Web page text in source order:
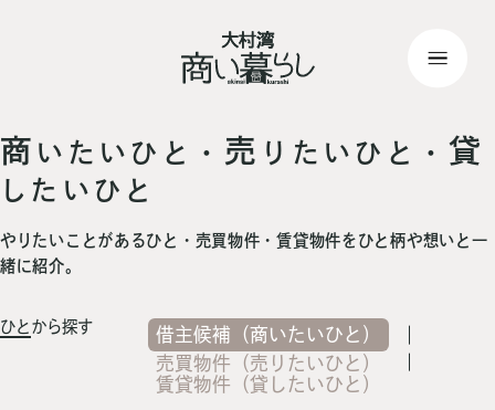
商 いたいひと・ 売 りたいひと・貸
したいひと
やりたいことがあるひと・売買物件・賃貸物件をひと柄や想いと一
緒に紹介。
ひと から探す
借主候補（商いたいひと）
売買物件（売りたいひと）
賃貸物件（貸したいひと）